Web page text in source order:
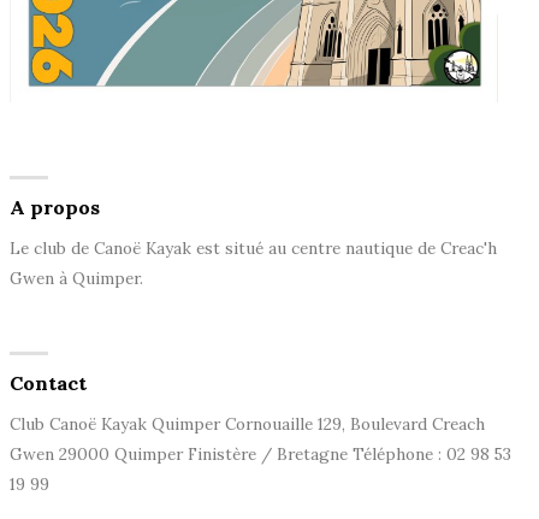
A propos
Le club de Canoë Kayak est situé au centre nautique de Creac'h
Gwen à Quimper.
Contact
Club Canoë Kayak Quimper Cornouaille 129, Boulevard Creach
Gwen 29000 Quimper Finistère / Bretagne Téléphone : 02 98 53
19 99